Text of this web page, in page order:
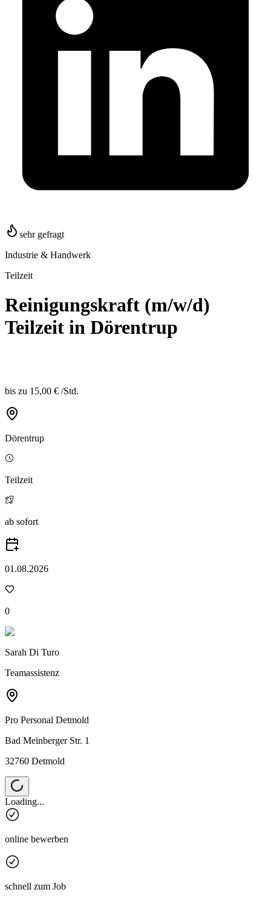
sehr gefragt
Industrie & Handwerk
Teilzeit
Reinigungskraft (m/w/d)
Teilzeit in Dörentrup
bis zu 15,00 € /Std.
Dörentrup
Teilzeit
ab sofort
01.08.2026
0
Sarah Di Turo
Teamassistenz
Pro Personal Detmold
Bad Meinberger Str. 1
32760 Detmold
Loading...
online bewerben
schnell zum Job